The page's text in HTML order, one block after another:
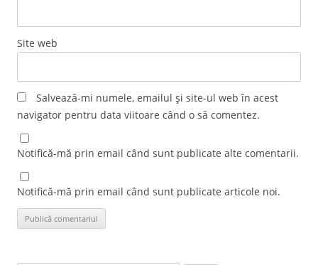
Site web
Salvează-mi numele, emailul și site-ul web în acest
navigator pentru data viitoare când o să comentez.
Notifică-mă prin email când sunt publicate alte comentarii.
Notifică-mă prin email când sunt publicate articole noi.